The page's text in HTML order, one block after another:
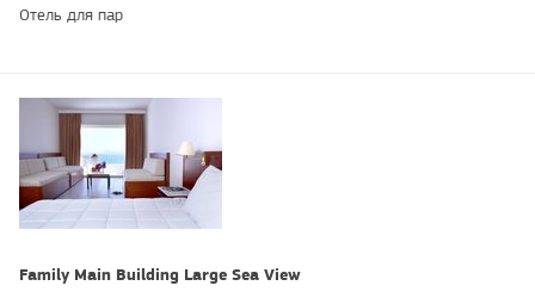
Отель для пар
Family Main Building Large Sea View